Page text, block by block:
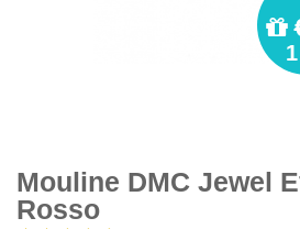
Mouline DMC Jewel
Rosso